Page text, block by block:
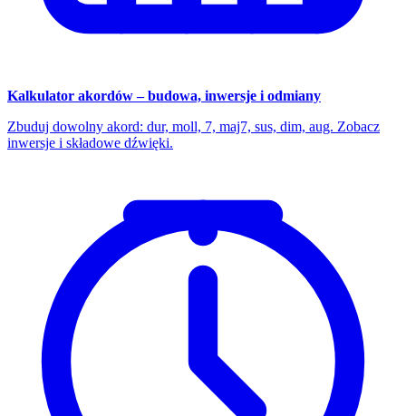
Kalkulator akordów – budowa, inwersje i odmiany
Zbuduj dowolny akord: dur, moll, 7, maj7, sus, dim, aug. Zobacz
inwersje i składowe dźwięki.